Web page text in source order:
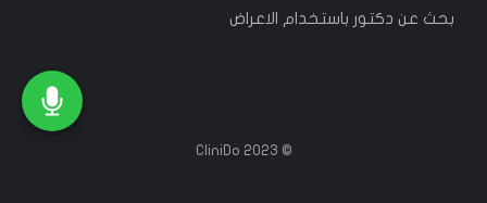
بحث عن دكتور باستخدام الاعراض
© 2023 CliniDo